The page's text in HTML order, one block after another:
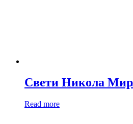
Свети Никола
Read more